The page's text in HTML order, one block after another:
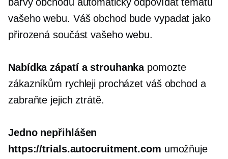
vašeho webu. Váš obchod bude vypadat jako
přirozená součást vašeho webu.
Nabídka zápatí a strouhankapomozte
zákazníkům rychleji procházet váš obchod a
zabraňte jejich ztrátě.
Jedno nepřihlášen
https://trials.autocruitment.com umožňuje